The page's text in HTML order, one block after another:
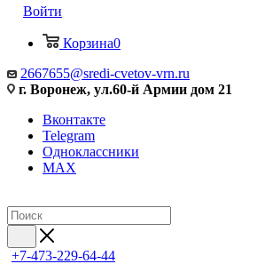
Войти
Корзина0
2667655@sredi-cvetov-vrn.ru
г. Воронеж, ул.60-й Армии дом 21
Вконтакте
Telegram
Одноклассники
MAX
+7-473-229-64-44